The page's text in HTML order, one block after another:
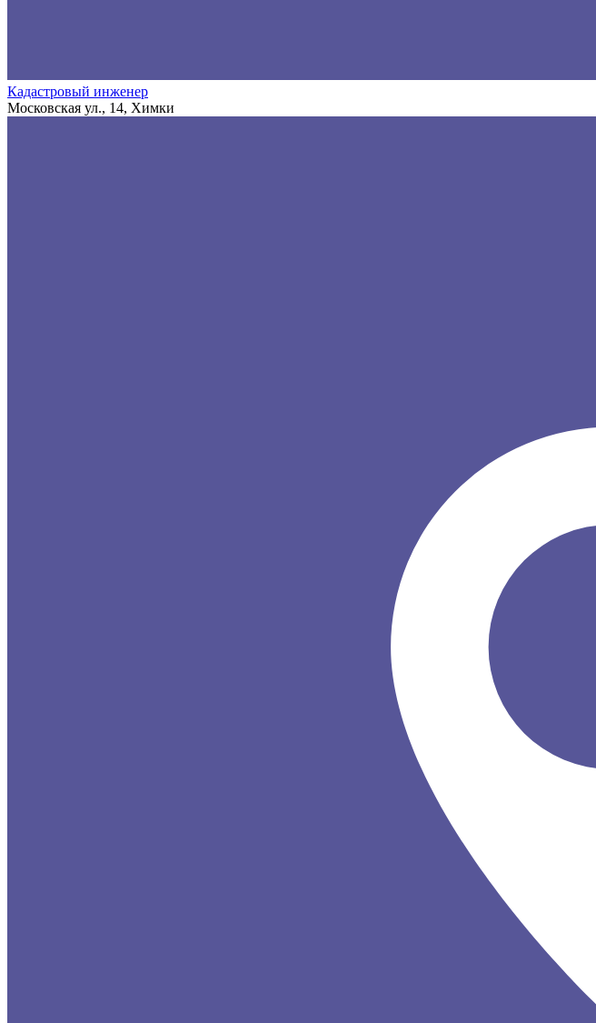
Кадастровый инженер
Московская ул., 14, Химки